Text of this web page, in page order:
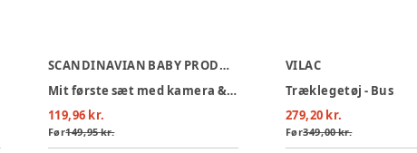
SCANDINAVIAN BABY PRODUCTS
Mit første sæt med kamera & telefon
119,96 kr.
Før149,95 kr.
VILAC
Træklegetøj - Bus
279,20 kr.
Før349,00 kr.